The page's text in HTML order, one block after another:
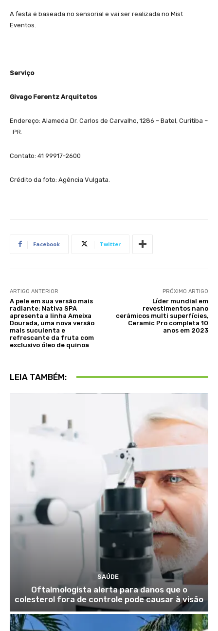
A festa é baseada no sensorial e vai ser realizada no Mist
Eventos.
Serviço
Givago Ferentz Arquitetos
Endereço: Alameda Dr. Carlos de Carvalho, 1286 – Batel, Curitiba –
PR.
Contato: 41 99917-2600
Crédito da foto: Agência Vulgata.
Facebook Twitter
ARTIGO ANTERIOR
A pele em sua versão mais
radiante: ​Nativa SPA
apresenta a linha Ameixa
Dourada, uma nova versão
mais suculenta e
refrescante da fruta com
exclusivo óleo de quinoa
PRÓXIMO ARTIGO
Líder mundial em
revestimentos nano
cerâmicos multi superfícies,
Ceramic Pro completa 10
anos em 2023
LEIA TAMBÉM:
SAÚDE
Oftalmologista alerta para danos que o
colesterol fora de controle pode causar à visão